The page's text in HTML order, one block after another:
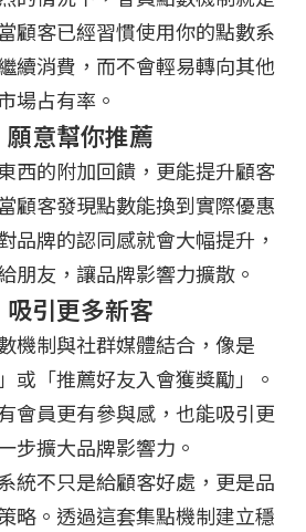
顧客已經習慣使用你的點數系
續消費，而不會輕易轉向其他
場占有率。
意幫你推薦
西的附加回饋，更能提升顧客
顧客發現點數能換到實際優惠
品牌的認同感就會大幅提升，
朋友，讓品牌影響力擴散。
引更多新客
機制與社群媒體結合，像是
或「推薦好友入會獲獎勵」。
會員更有參與感，也能吸引更
步擴大品牌影響力。
統不只是給顧客好處，更是品
略。透過這套集點機制建立穩